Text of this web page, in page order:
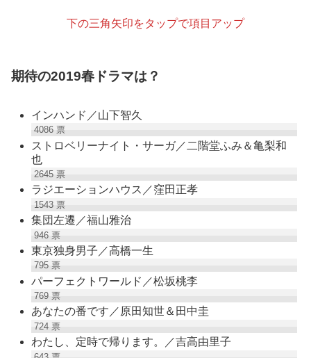
下の三角矢印をタップで項目アップ
期待の2019春ドラマは？
インハンド／山下智久
4086票
ストロベリーナイト・サーガ／二階堂ふみ＆亀梨和
也
2645票
ラジエーションハウス／窪田正孝
1543票
集団左遷／福山雅治
946票
東京独身男子／高橋一生
795票
パーフェクトワールド／松坂桃李
769票
あなたの番です／原田知世＆田中圭
724票
わたし、定時で帰ります。／吉高由里子